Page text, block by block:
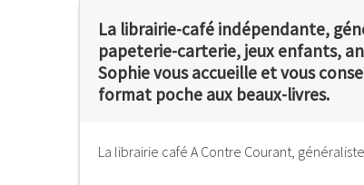
La librairie-café indépendante,
papeterie-carterie, jeux enfants,
Sophie vous accueille et vous
format poche aux beaux-livres.
La librairie café A Contre Courant,